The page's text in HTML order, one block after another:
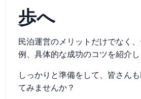
歩へ
民泊運営のメリットだけでなく
例、具体的な成功のコツを紹介し
しっかりと準備をして、皆さん
てみませんか？